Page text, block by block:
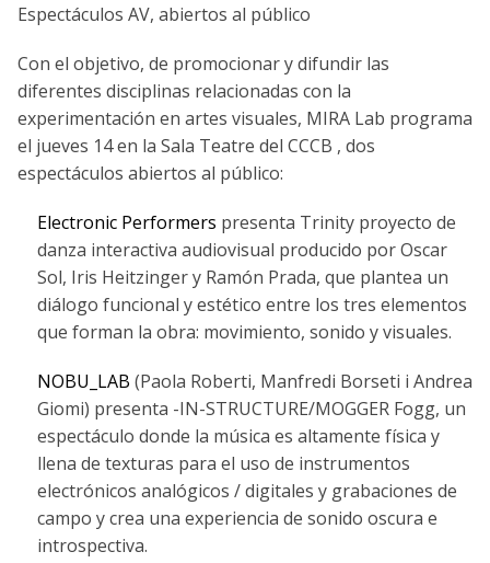
Espectáculos AV, abiertos al público
Con el objetivo, de promocionar y difundir las
diferentes disciplinas relacionadas con la
experimentación en artes visuales, MIRA Lab programa
el jueves 14 en la Sala Teatre del CCCB , dos
espectáculos abiertos al público:
Electronic Performers presenta Trinity proyecto de
danza interactiva audiovisual producido por Oscar
Sol, Iris Heitzinger y Ramón Prada, que plantea un
diálogo funcional y estético entre los tres elementos
que forman la obra: movimiento, sonido y visuales.
NOBU_LAB (Paola Roberti, Manfredi Borseti i Andrea
Giomi) presenta -IN-STRUCTURE/MOGGER Fogg, un
espectáculo donde la música es altamente física y
llena de texturas para el uso de instrumentos
electrónicos analógicos / digitales y grabaciones de
campo y crea una experiencia de sonido oscura e
introspectiva.